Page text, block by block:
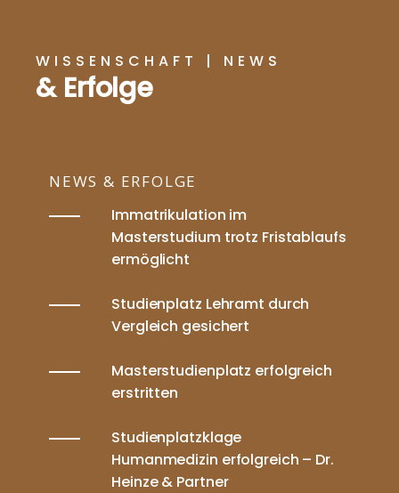
WISSENSCHAFT | NEWS
& Erfolge
NEWS & ERFOLGE
Immatrikulation im
Masterstudium trotz Fristablaufs
ermöglicht
Studienplatz Lehramt durch
Vergleich gesichert
Masterstudienplatz erfolgreich
erstritten
Studienplatzklage
Humanmedizin erfolgreich – Dr.
Heinze & Partner